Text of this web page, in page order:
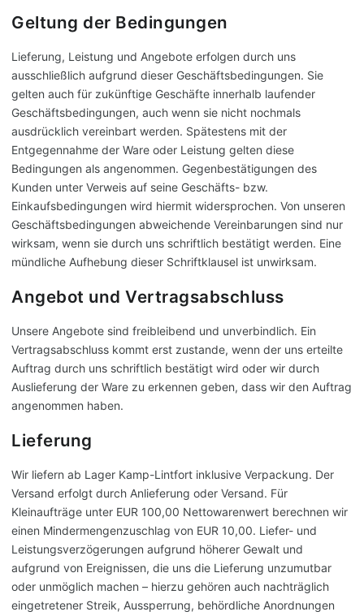
02842 9220
Geltung der Bedingungen
Lieferung, Leistung und Angebote erfolgen durch uns
ausschließlich aufgrund dieser Geschäftsbedingungen. Sie
gelten auch für zukünftige Geschäfte innerhalb laufender
Geschäftsbedingungen, auch wenn sie nicht nochmals
ausdrücklich vereinbart werden. Spätestens mit der
Entgegennahme der Ware oder Leistung gelten diese
Bedingungen als angenommen. Gegenbestätigungen des
Kunden unter Verweis auf seine Geschäfts- bzw.
Einkaufsbedingungen wird hiermit widersprochen. Von unseren
Geschäftsbedingungen abweichende Vereinbarungen sind nur
wirksam, wenn sie durch uns schriftlich bestätigt werden. Eine
mündliche Aufhebung dieser Schriftklausel ist unwirksam.
Angebot und Vertragsabschluss
Unsere Angebote sind freibleibend und unverbindlich. Ein
Vertragsabschluss kommt erst zustande, wenn der uns erteilte
Auftrag durch uns schriftlich bestätigt wird oder wir durch
Auslieferung der Ware zu erkennen geben, dass wir den Auftrag
angenommen haben.
Lieferung
Wir liefern ab Lager Kamp-Lintfort inklusive Verpackung. Der
Versand erfolgt durch Anlieferung oder Versand. Für
Kleinaufträge unter EUR 100,00 Nettowarenwert berechnen wir
einen Mindermengenzuschlag von EUR 10,00. Liefer- und
Leistungsverzögerungen aufgrund höherer Gewalt und
aufgrund von Ereignissen, die uns die Lieferung unzumutbar
oder unmöglich machen – hierzu gehören auch nachträglich
eingetretener Streik, Aussperrung, behördliche Anordnungen